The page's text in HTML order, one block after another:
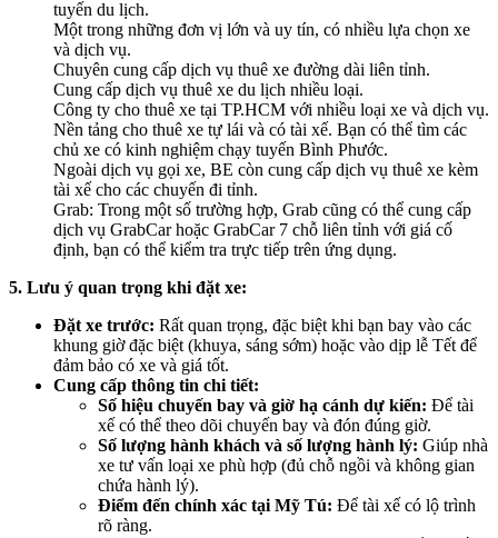
tuyến du lịch.
Một trong những đơn vị lớn và uy tín, có nhiều lựa chọn xe
và dịch vụ.
Chuyên cung cấp dịch vụ thuê xe đường dài liên tỉnh.
Cung cấp dịch vụ thuê xe du lịch nhiều loại.
Công ty cho thuê xe tại TP.HCM với nhiều loại xe và dịch vụ.
Nền tảng cho thuê xe tự lái và có tài xế. Bạn có thể tìm các
chủ xe có kinh nghiệm chạy tuyến Bình Phước.
Ngoài dịch vụ gọi xe, BE còn cung cấp dịch vụ thuê xe kèm
tài xế cho các chuyến đi tỉnh.
Grab: Trong một số trường hợp, Grab cũng có thể cung cấp
dịch vụ GrabCar hoặc GrabCar 7 chỗ liên tỉnh với giá cố
định, bạn có thể kiểm tra trực tiếp trên ứng dụng.
5. Lưu ý quan trọng khi đặt xe:
Đặt xe trước: Rất quan trọng, đặc biệt khi bạn bay vào các
khung giờ đặc biệt (khuya, sáng sớm) hoặc vào dịp lễ Tết để
đảm bảo có xe và giá tốt.
Cung cấp thông tin chi tiết:
Số hiệu chuyến bay và giờ hạ cánh dự kiến: Để tài
xế có thể theo dõi chuyến bay và đón đúng giờ.
Số lượng hành khách và số lượng hành lý: Giúp nhà
xe tư vấn loại xe phù hợp (đủ chỗ ngồi và không gian
chứa hành lý).
Điểm đến chính xác tại Mỹ Tú: Để tài xế có lộ trình
rõ ràng.